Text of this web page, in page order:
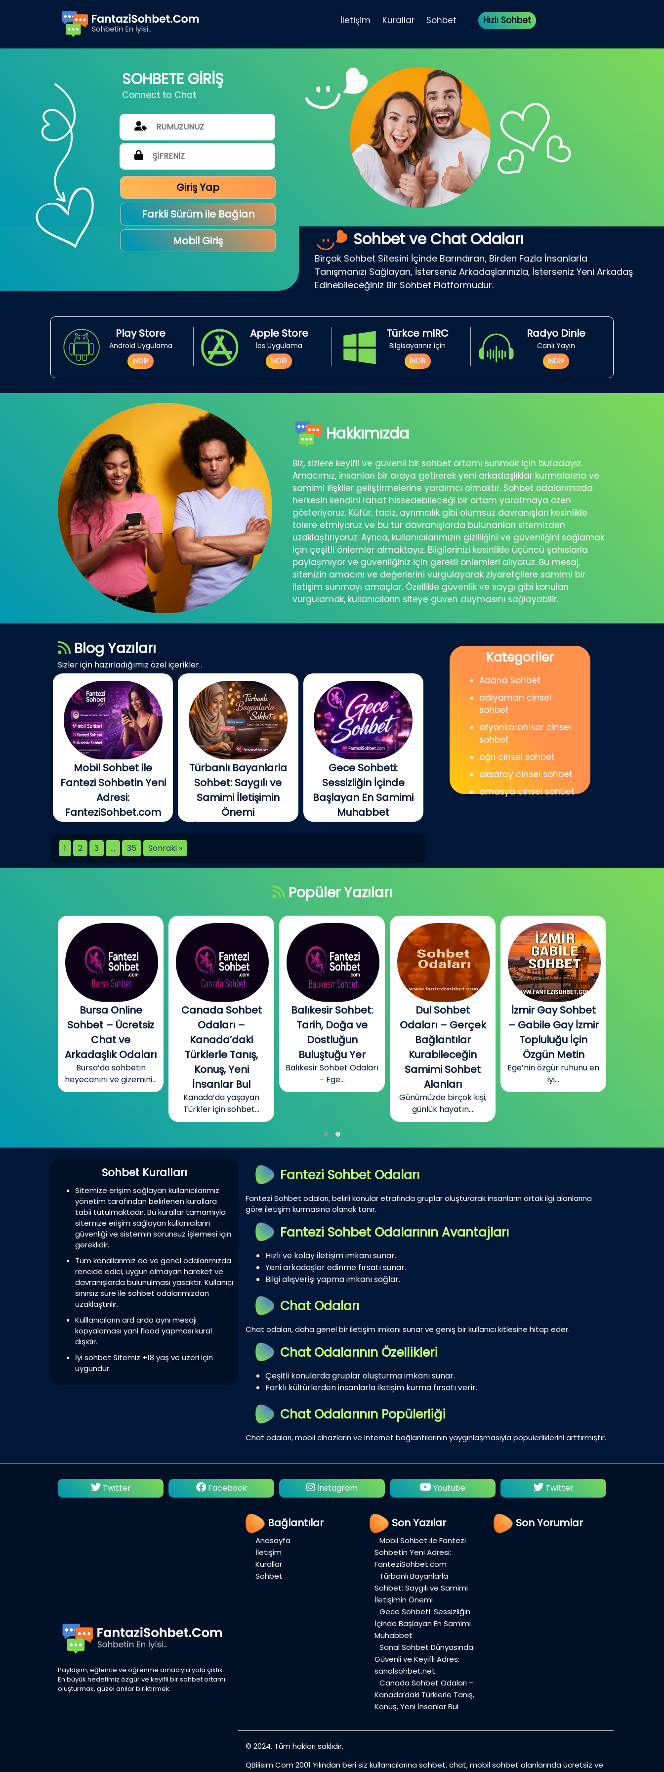
İletişim Kurallar Sohbet Hızlı Sohbet
SOHBETE GİRİŞ
Connect to Chat
Giriş Yap
Farkli Sürüm ile Bağlan
Mobil Giriş
Sohbet ve Chat Odaları
Birçok Sohbet Sitesini İçinde Barındıran, Birden Fazla İnsanlarla
Tanışmanızı Sağlayan, İsterseniz Arkadaşlarınızla, İsterseniz Yeni Arkadaş
Edinebileceğiniz Bir Sohbet Platformudur.
Play Store
Android Uygulama
İNDİR
Apple Store
İos Uygulama
İNDİR
Türkce mIRC
Bilgisayarınız için
İNDİR
Radyo Dinle
Canlı Yayın
İNDİR
Hakkımızda
Biz, sizlere keyifli ve güvenli bir sohbet ortamı sunmak için buradayız.
Amacımız, insanları bir araya getirerek yeni arkadaşlıklar kurmalarına ve
samimi ilişkiler geliştirmelerine yardımcı olmaktır. Sohbet odalarımızda
herkesin kendini rahat hissedebileceği bir ortam yaratmaya özen
gösteriyoruz. Küfür, taciz, ayrımcılık gibi olumsuz davranışları kesinlikle
tolere etmiyoruz ve bu tür davranışlarda bulunanları sitemizden
uzaklaştırıyoruz. Ayrıca, kullanıcılarımızın gizliliğini ve güvenliğini sağlamak
için çeşitli önlemler almaktayız. Bilgilerinizi kesinlikle üçüncü şahıslarla
paylaşmıyor ve güvenliğiniz için gerekli önlemleri alıyoruz. Bu mesaj,
sitenizin amacını ve değerlerini vurgulayarak ziyaretçilere samimi bir
iletişim sunmayı amaçlar. Özellikle güvenlik ve saygı gibi konuları
vurgulamak, kullanıcıların siteye güven duymasını sağlayabilir.
Blog Yazıları
Sizler için hazırladığımız özel içerikler..
Mobil Sohbet ile
Fantezi Sohbetin Yeni
Adresi:
FanteziSohbet.com
Açık konuşayım, artık çoğu
kişi...
Türbanlı Bayanlarla
Sohbet: Saygılı ve
Samimi İletişimin
Önemi
İnternetin gelişmesiyle
Gece Sohbeti:
Sessizliğin İçinde
Başlayan En Samimi
Muhabbet
Gecenin ilerleyen
1
2 3 … 35 Sonraki »
Kategoriler
Adana Sohbet
adıyaman cinsel
sohbet
afyonkarahisar cinsel
sohbet
ağrı cinsel sohbet
aksaray cinsel sohbet
amasya cinsel sohbet
Popüler Yazıları
Bursa Online
Sohbet – Ücretsiz
Chat ve
Arkadaşlık Odaları
Bursa’da sohbetin
heyecanını ve gizemini...
Canada Sohbet
Odaları –
Kanada’daki
Türklerle Tanış,
Konuş, Yeni
İnsanlar Bul
Kanada’da yaşayan
Türkler için sohbet...
Balıkesir Sohbet:
Tarih, Doğa ve
Dostluğun
Buluştuğu Yer
Balıkesir Sohbet Odaları
– Ege...
Dul Sohbet
Odaları – Gerçek
Bağlantılar
Kurabileceğin
Samimi Sohbet
Alanları
Günümüzde birçok kişi,
günlük hayatın...
İzmir Gay Sohbet
– Gabile Gay İzmir
Topluluğu İçin
Özgün Metin
Ege’nin özgür ruhunu en
iyi...
Sohbet Kuralları
Sitemize erişim sağlayan kullanıcılarımız
yönetim tarafından belirlenen kurallara
tabii tutulmaktadır. Bu kurallar tamamıyla
sitemize erişim sağlayan kullanıcıların
güvenliği ve sistemin sorunsuz işlemesi için
gereklidir.
Tüm kanallarımız da ve genel odalarımızda
rencide edici, uygun olmayan hareket ve
davranışlarda bulunulması yasaktır. Kullanıcı
sınırsız süre ile sohbet odalarımızdan
uzaklaştırılır.
Kulllanıcıların ard arda aynı mesajı
kopyalaması yani flood yapması kural
dışıdır.
İyi sohbet Sitemiz +18 yaş ve üzeri için
uygundur.
Fantezi Sohbet Odaları
Fantezi Sohbet odaları, belirli konular etrafında gruplar oluşturarak insanların ortak ilgi alanlarına
göre iletişim kurmasına olanak tanır.
Fantezi Sohbet Odalarının Avantajları
Hızlı ve kolay iletişim imkanı sunar.
Yeni arkadaşlar edinme fırsatı sunar.
Bilgi alışverişi yapma imkanı sağlar.
Chat Odaları
Chat odaları, daha genel bir iletişim imkanı sunar ve geniş bir kullanıcı kitlesine hitap eder.
Chat Odalarının Özellikleri
Çeşitli konularda gruplar oluşturma imkanı sunar.
Farklı kültürlerden insanlarla iletişim kurma fırsatı verir.
Chat Odalarının Popülerliği
Chat odaları, mobil cihazların ve internet bağlantılarının yaygınlaşmasıyla popülerliklerini arttırmıştır.
Twitter Facebook İnstagram Youtube Twitter
Paylaşım, eğlence ve öğrenme amacıyla yola çıktık.
En büyük hedefimiz özgür ve keyifli bir sohbet ortamı
oluşturmak, güzel anılar biriktirmek
Bağlantılar
Anasayfa
İletişim
Kurallar
Sohbet
Son Yazılar
Mobil Sohbet ile Fantezi
Sohbetin Yeni Adresi:
FanteziSohbet.com
Türbanlı Bayanlarla
Sohbet: Saygılı ve Samimi
İletişimin Önemi
Gece Sohbeti: Sessizliğin
İçinde Başlayan En Samimi
Muhabbet
Sanal Sohbet Dünyasında
Güvenli ve Keyifli Adres:
sanalsohbet.net
Canada Sohbet Odaları –
Kanada’daki Türklerle Tanış,
Konuş, Yeni İnsanlar Bul
Son Yorumlar
© 2024. Tüm hakları saklıdır.
QBilisim Com 2001 Yılından beri siz kullanıcılarına sohbet, chat, mobil sohbet alanlarında ücretsiz ve